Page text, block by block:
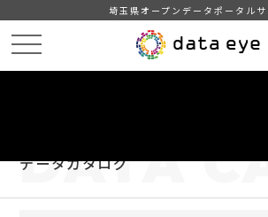
埼玉県オープンデータポータルサ
データカタログ
DATA